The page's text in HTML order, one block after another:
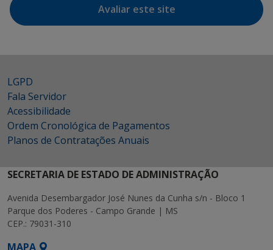
Avaliar este site
LGPD
Fala Servidor
Acessibilidade
Ordem Cronológica de Pagamentos
Planos de Contratações Anuais
SECRETARIA DE ESTADO DE ADMINISTRAÇÃO
Avenida Desembargador José Nunes da Cunha s/n - Bloco 1
Parque dos Poderes - Campo Grande | MS
CEP.: 79031-310
MAPA